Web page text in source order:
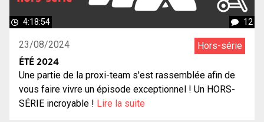
4:18:54 12
23/08/2024 Hors-série
ÉTÉ 2024
Une partie de la proxi-team s'est rassemblée afin de
vous faire vivre un épisode exceptionnel ! Un HORS-
SÉRIE incroyable ! Lire la suite